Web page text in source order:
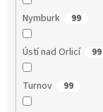
Nymburk 99
Ústí nad Orlicí 99
Turnov 99